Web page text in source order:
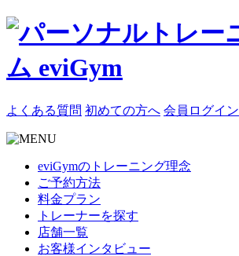
よくある質問 初めての方へ 会員ログイン
eviGymのトレーニング理念
ご予約方法
料金プラン
トレーナーを探す
店舗一覧
お客様インタビュー